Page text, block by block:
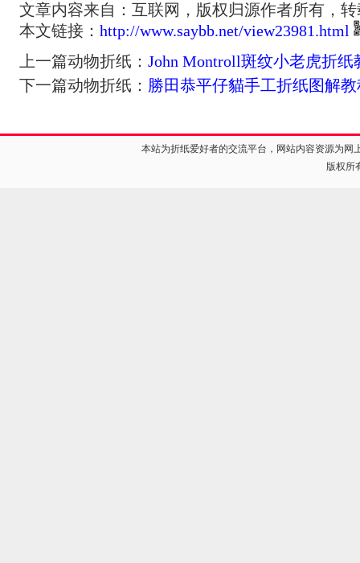
文章内容来自：互联网，版权归源作者所有，
本文链接： http://www.saybb.net/view23981.html
上一篇动物折纸： John Montroll斑纹小老虎折
下一篇动物折纸： 勝田恭平仔貓手工折纸图解教
本站为折纸爱好者的交流平台，网站内容资源为
版权所